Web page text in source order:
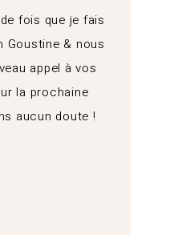
Encore un grand merci pour la
journée d’hier, tout s’est très
passé, votre prestation a été
appréciée par nos clients.
était parfait & vos équipes ont